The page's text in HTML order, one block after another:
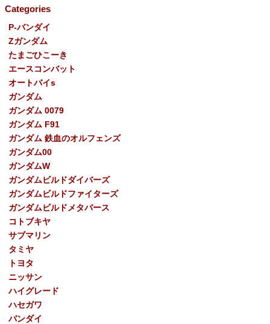
Categories
P-バンダイ
Ζガンダム
たまごひこーき
エースコンバット
オートバイs
ガンダム
ガンダム 0079
ガンダム F91
ガンダム 鉄血のオルフェンズ
ガンダム00
ガンダムW
ガンダムビルドダイバーズ
ガンダムビルドファイターズ
ガンダムビルドメタバース
コトブキヤ
サブマリン
タミヤ
トヨタ
ニッサン
ハイグレード
ハセガワ
バンダイ